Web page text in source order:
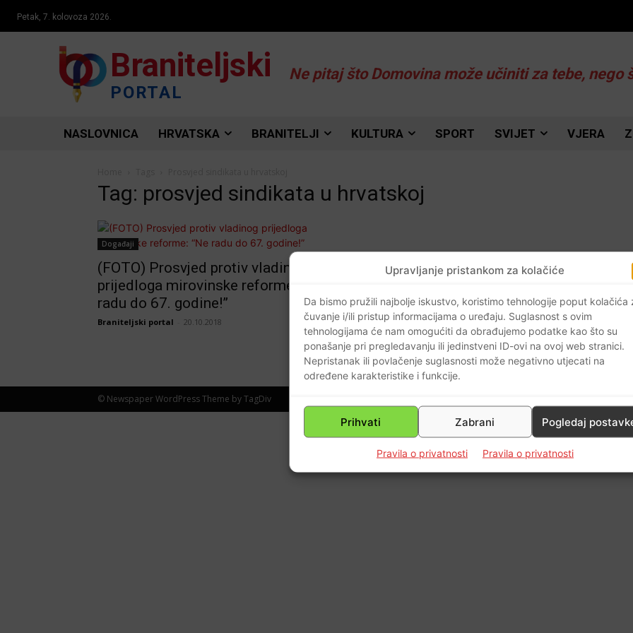
Upravljanje pristankom za kolačiće
Da bismo pružili najbolje iskustvo, koristimo tehnologije poput kolačića
čuvanje i/ili pristup informacijama o uređaju. Suglasnost s ovim
tehnologijama će nam omogućiti da obrađujemo podatke kao što su
ponašanje pri pregledavanju ili jedinstveni ID-ovi na ovoj web stranici.
Nepristanak ili povlačenje suglasnosti može negativno utjecati na
određene karakteristike i funkcije.
Prihvati Zabrani Pogledaj
Pravila o privatnosti Pravila o privatnosti
Petak, 7. kolovoza 2026.
Braniteljski
PORTAL
Ne pitaj što Domovina može učiniti za tebe, nego
NASLOVNICA HRVATSKA BRANITELJI KULTURA SPORT SVIJET VJERA
Tag: prosvjed sindikata u hrvatskoj
Događaji
(FOTO) Prosvjed protiv vladinog
prijedloga mirovinske reforme: “Ne
radu do 67. godine!”
Braniteljski portal 20.10.2018 1
© Newspaper WordPress Theme by TagDiv